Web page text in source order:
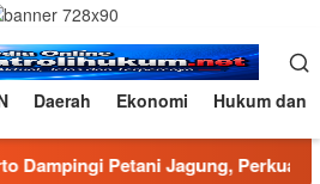
Daerah Ekonomi Hukum dan
Petani Jagung, Perkuat Program